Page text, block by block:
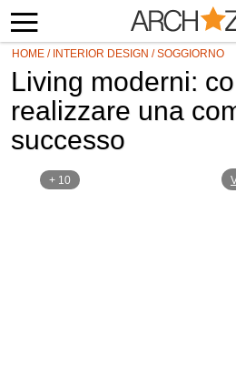
HOME / INTERIOR DESIGN /SOGGIORNO
Living moderni:
realizzare una
successo
+ 10